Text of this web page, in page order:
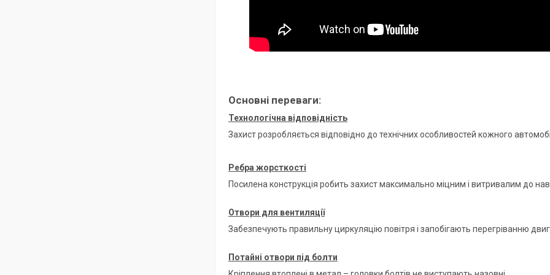
Основні переваги:
Технологічна відповідність
Захист розробляється відповідно до технічних особливостей кожного
Ребра жорсткості
Посилена конструкція робить захист максимально міцним і витривалим до
Отвори для вентиляції
Забезпечують правильну циркуляцію повітря і запобігають перегріванню
Потайні отвори під болти